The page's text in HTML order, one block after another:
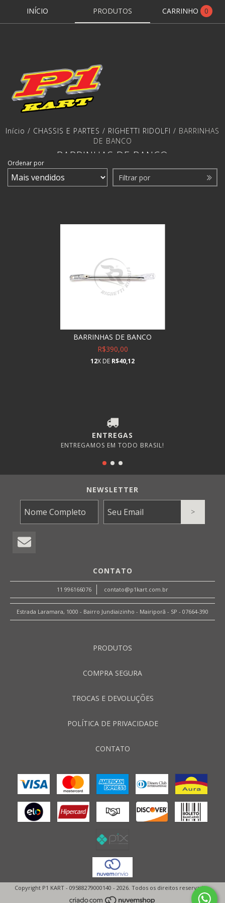
INÍCIO PRODUTOS CARRINHO 0
Início / CHASSIS E PARTES / RIGHETTI RIDOLFI / BARRINHAS
DE BANCO
BARRINHAS DE BANCO
Ordenar por
Filtrar por
BARRINHAS DE BANCO
R$390,00
12X DE R$40,12
ENTREGAS
ENTREGAMOS EM TODO BRASIL!
NEWSLETTER
CONTATO
11 996166076 contato@p1kart.com.br
Estrada Laramara, 1000 - Bairro Jundiaizinho - Mairiporã - SP - 07664-390
PRODUTOS
COMPRA SEGURA
TROCAS E DEVOLUÇÕES
POLÍTICA DE PRIVACIDADE
CONTATO
Copyright P1 KART - 09588279000140 - 2026. Todos os direitos reservados.